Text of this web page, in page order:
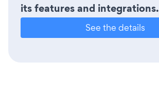
its features and integrations.
See the details